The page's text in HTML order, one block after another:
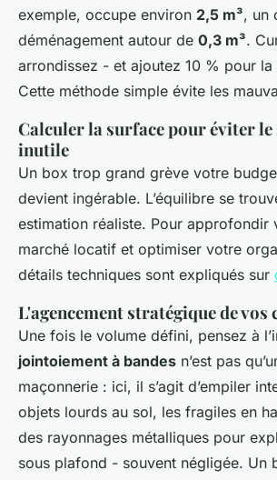
exemple, occupe environ 2,5 m³, un
déménagement autour de 0,3 m³.
arrondissez - et ajoutez 10 % pour la
Cette méthode simple évite les
Calculer la surface pour éviter
inutile
Un box trop grand grève votre
devient ingérable. L’équilibre se
estimation réaliste. Pour approfondir
marché locatif et optimiser votre
détails techniques sont expliqués sur
L'agencement stratégique de vos
Une fois le volume défini, pensez à
jointoiement à bandes n’est pas
maçonnerie : ici, il s’agit d’empiler
objets lourds au sol, les fragiles en
des rayonnages métalliques pour
sous plafond - souvent négligée. Un